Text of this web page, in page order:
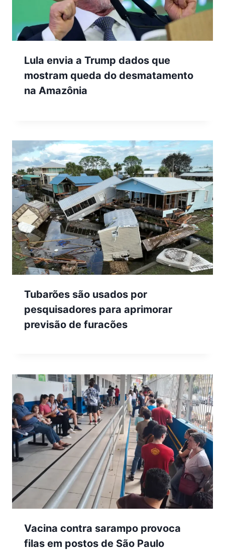
Lula envia a Trump dados que
mostram queda do desmatamento
na Amazônia
Tubarões são usados por
pesquisadores para aprimorar
previsão de furacões
Vacina contra sarampo provoca
filas em postos de São Paulo